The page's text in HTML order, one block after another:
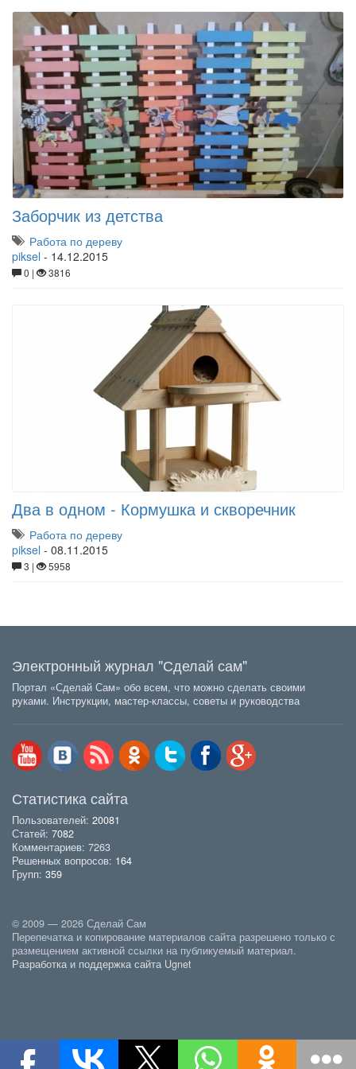
Заборчик из детства
Работа по дереву
piksel - 14.12.2015
0 | 3816
Два в одном - Кормушка и скворечник
Работа по дереву
piksel - 08.11.2015
3 | 5958
Электронный журнал "Сделай сам"
Портал «Сделай Сам» обо всем, что можно сделать своими
руками. Инструкции, мастер-классы, советы и руководства
Статистика сайта
Пользователей: 20081
Статей: 7082
Комментариев: 7263
Решенных вопросов: 164
Групп: 359
© 2009 — 2026 Сделай Сам
Перепечатка и копирование материалов сайта разрешено только с
размещением активной ссылки на публикуемый материал.
Разработка и поддержка сайта Ugnet